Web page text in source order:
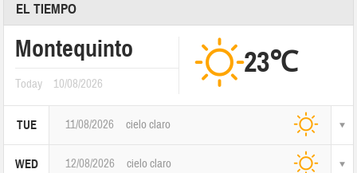
EL TIEMPO
Montequinto
Today 10/08/2026
23℃
TUE 11/08/2026 cielo claro
WED 12/08/2026 cielo claro